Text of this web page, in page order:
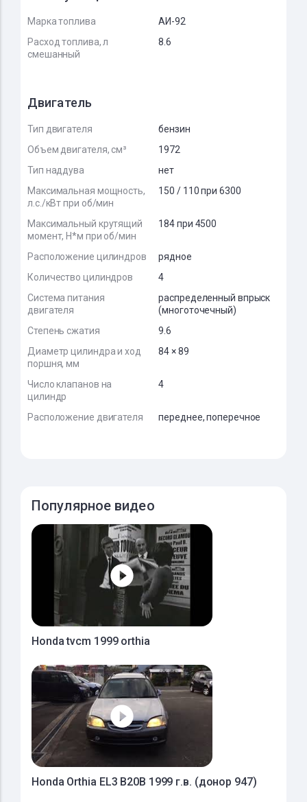
Марка топлива
АИ-92
Расход топлива, л
смешанный
8.6
Двигатель
Тип двигателя
бензин
Объем двигателя, см³
1972
Тип наддува
нет
Максимальная мощность,
л.с./кВт при об/мин
150 / 110 при 6300
Максимальный крутящий
момент, Н*м при об/мин
184 при 4500
Расположение цилиндров
рядное
Количество цилиндров
4
Система питания
двигателя
распределенный впрыск
(многоточечный)
Степень сжатия
9.6
Диаметр цилиндра и ход
поршня, мм
84 × 89
Число клапанов на
цилиндр
4
Расположение двигателя переднее, поперечное
Популярное видео
Honda tvcm 1999 orthia
Honda Orthia EL3 B20B 1999 г.в. (донор 947)